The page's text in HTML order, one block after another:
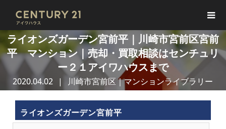
ライオンズガーデン宮前平｜川崎市宮前区宮前
平 マンション｜売却・買取相談はセンチュリ
ー２１アイワハウスまで
2020.04.02 川崎市宮前区｜マンションライブラリー
ライオンズガーデン宮前平